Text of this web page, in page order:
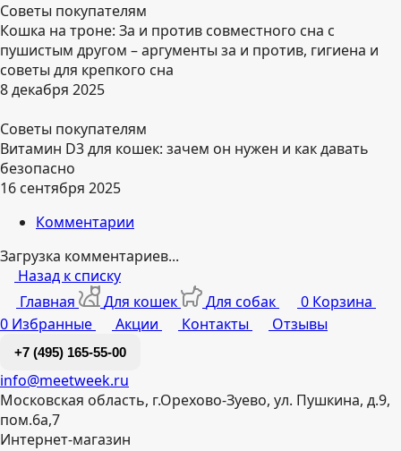
Советы покупателям
Кошка на троне: За и против совместного сна с
пушистым другом – аргументы за и против, гигиена и
советы для крепкого сна
8 декабря 2025
Советы покупателям
Витамин D3 для кошек: зачем он нужен и как давать
безопасно
16 сентября 2025
Комментарии
Загрузка комментариев...
Назад к списку
Главная
Для кошек Для собак 0 Корзина
0 Избранные Акции Контакты Отзывы
+7 (495) 165-55-00
info@meetweek.ru
Московская область, г.Орехово-Зуево, ул. Пушкина, д.9,
пом.6а,7
Интернет-магазин